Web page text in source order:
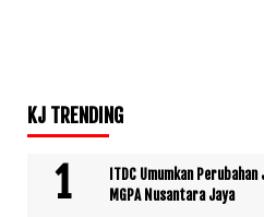
KJ TRENDING
ITDC Umumkan
MGPA Nusantara Jaya